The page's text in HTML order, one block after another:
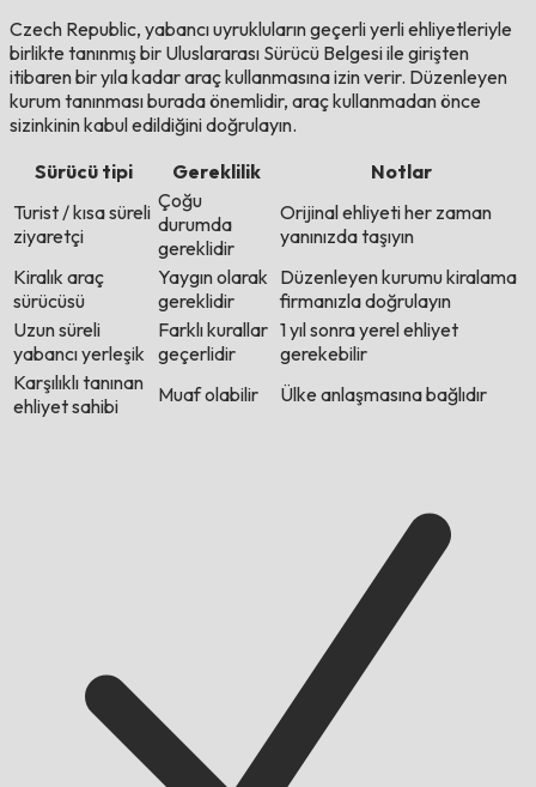
Czech Republic, yabancı uyrukluların geçerli yerli ehliyetleriyle
birlikte tanınmış bir Uluslararası Sürücü Belgesi ile girişten
itibaren bir yıla kadar araç kullanmasına izin verir. Düzenleyen
kurum tanınması burada önemlidir, araç kullanmadan önce
sizinkinin kabul edildiğini doğrulayın.
Sürücü tipi
Gereklilik
Notlar
Turist / kısa süreli
ziyaretçi
Çoğu
durumda
gereklidir
Orijinal ehliyeti her zaman
yanınızda taşıyın
Kiralık araç
sürücüsü
Yaygın olarak
gereklidir
Düzenleyen kurumu kiralama
firmanızla doğrulayın
Uzun süreli
yabancı yerleşik
Farklı kurallar
geçerlidir
1 yıl sonra yerel ehliyet
gerekebilir
Karşılıklı tanınan
ehliyet sahibi
Muaf olabilir Ülke anlaşmasına bağlıdır